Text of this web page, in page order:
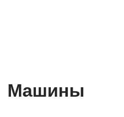
Машины